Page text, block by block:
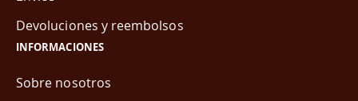
Devoluciones y reembolsos
INFORMACIONES
Sobre nosotros